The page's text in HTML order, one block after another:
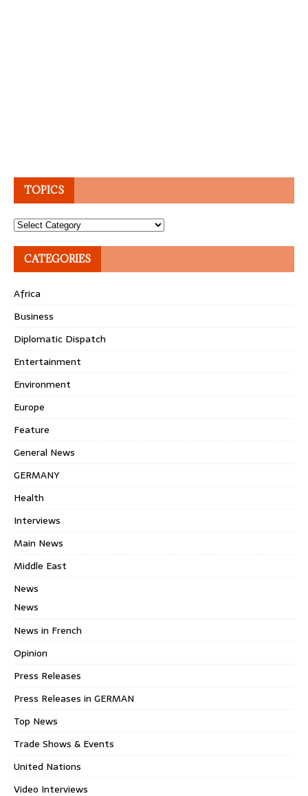
TOPICS
Topics
CATEGORIES
Africa
Business
Diplomatic Dispatch
Entertainment
Environment
Europe
Feature
General News
GERMANY
Health
Interviews
Main News
Middle East
News
News
News in French
Opinion
Press Releases
Press Releases in GERMAN
Top News
Trade Shows & Events
United Nations
Video Interviews